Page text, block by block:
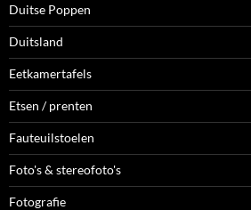
Duitse Poppen
Duitsland
Eetkamertafels
Etsen / prenten
Fauteuilstoelen
Foto's & stereofoto's
Fotografie